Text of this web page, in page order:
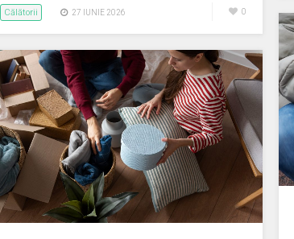
Călătorii 27 IUNIE 2026 0